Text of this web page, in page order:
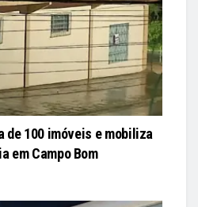
de 100 imóveis e mobiliza
em Campo Bom